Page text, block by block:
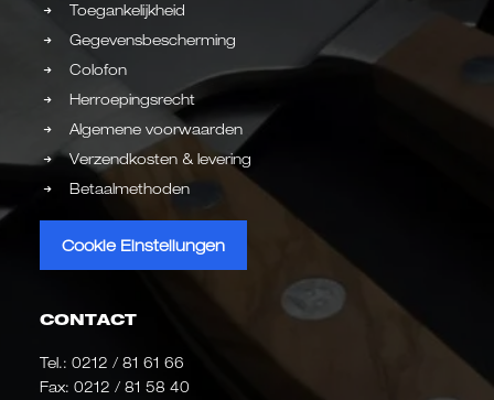
Toegankelijkheid
Gegevensbescherming
Colofon
Herroepingsrecht
Algemene voorwaarden
Verzendkosten & levering
Betaalmethoden
Cookie Einstellungen
CONTACT
Tel.: 0212 / 81 61 66
Fax: 0212 / 81 58 40